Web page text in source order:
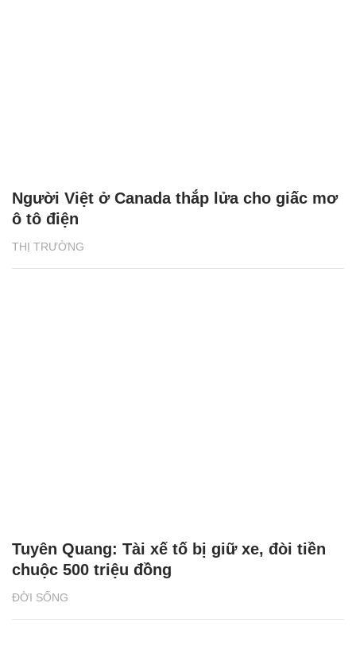
THỊ TRƯỜNG
Người Việt ở Canada thắp lửa cho giấc mơ
ô tô điện
ĐỜI SỐNG
Tuyên Quang: Tài xế tố bị giữ xe, đòi tiền
chuộc 500 triệu đồng